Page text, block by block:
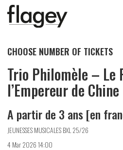
CHOOSE NUMBER OF TICKETS
Trio Philomèle – Le
l’Empereur de Chine
A partir de 3 ans [en
JEUNESSES MUSICALES BXL 25/26
4 Mar 2026 14:00